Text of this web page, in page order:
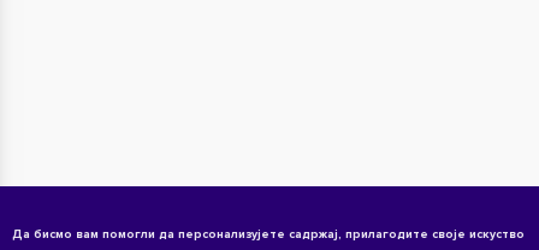
Да бисмо вам помогли да персонализујете садржај, прилагодите своје искуство